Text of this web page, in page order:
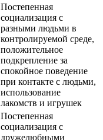
Постепенная
социализация с
разными людьми в
контролируемой среде,
положительное
подкрепление за
спокойное поведение
при контакте с людьми,
использование
лакомств и игрушек
Постепенная
социализация с
дружелюбными